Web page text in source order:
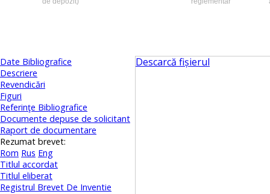
Date Bibliografice
Descriere
Revendicări
Figuri
Referinţe Bibliografice
Documente depuse de solicitant
Raport de documentare
Rezumat brevet:
Rom Rus Eng
Titlul accordat
Titlul eliberat
Registrul Brevet De Inventie
Descarcă fișierul